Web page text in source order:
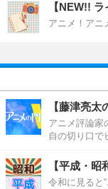
【NEW!! ラ
アニメ！アニ
【藤津亮太
アニメ評論家
自の切り口で
【平成・昭
令和に見ると